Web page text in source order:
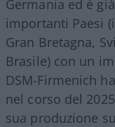
Germania ed è
importanti Paesi
Gran Bretagna,
Brasile) con un
DSM-Firmenich
nel corso del
sua produzione